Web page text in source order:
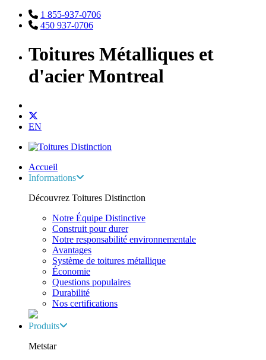
1 855-937-0706
450 937-0706
Toitures Métalliques et
d'acier Montreal
EN
Accueil
Informations
Découvrez Toitures Distinction
Notre Équipe Distinctive
Construit pour durer
Notre responsabilité environnementale
Avantages
Système de toitures métallique
Économie
Questions populaires
Durabilité
Nos certifications
Produits
Metstar